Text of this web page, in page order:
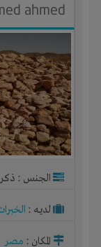
ahmed
الجنس : ذكر
لديـه :
المكان : مصر